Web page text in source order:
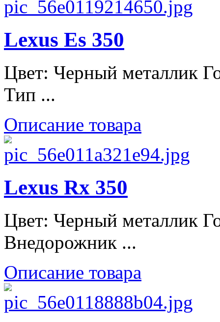
Lexus Es 350
Цвет: Черный металлик
Тип ...
Описание товара
Lexus Rx 350
Цвет: Черный металлик
Внедорожник ...
Описание товара